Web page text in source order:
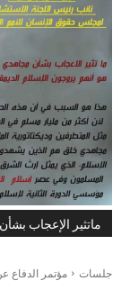
ماتثير الإعجاب
جلسات مؤتمر الدفاع